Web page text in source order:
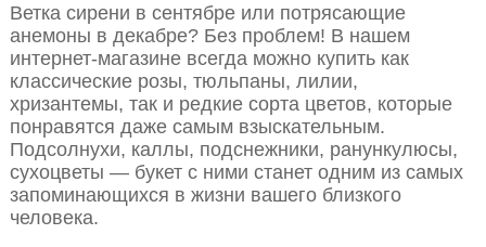
Ветка сирени в сентябре или потрясающие
анемоны в декабре? Без проблем! В нашем
интернет-магазине всегда можно купить как
классические розы, тюльпаны, лилии,
хризантемы, так и редкие сорта цветов, которые
понравятся даже самым взыскательным.
Подсолнухи, каллы, подснежники, ранункулюсы,
сухоцветы — букет с ними станет одним из самых
запоминающихся в жизни вашего близкого
человека.